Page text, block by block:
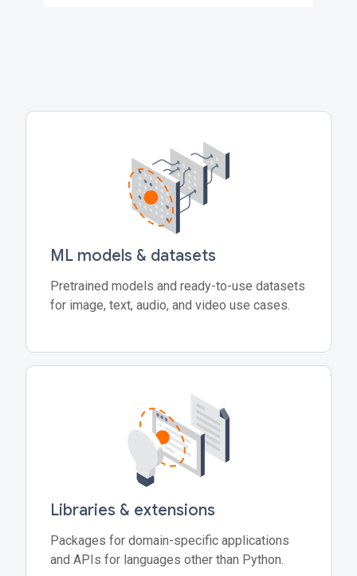
ML models & datasets
Pretrained models and ready-to-use datasets
for image, text, audio, and video use cases.
Libraries & extensions
Packages for domain-specific applications
and APIs for languages other than Python.